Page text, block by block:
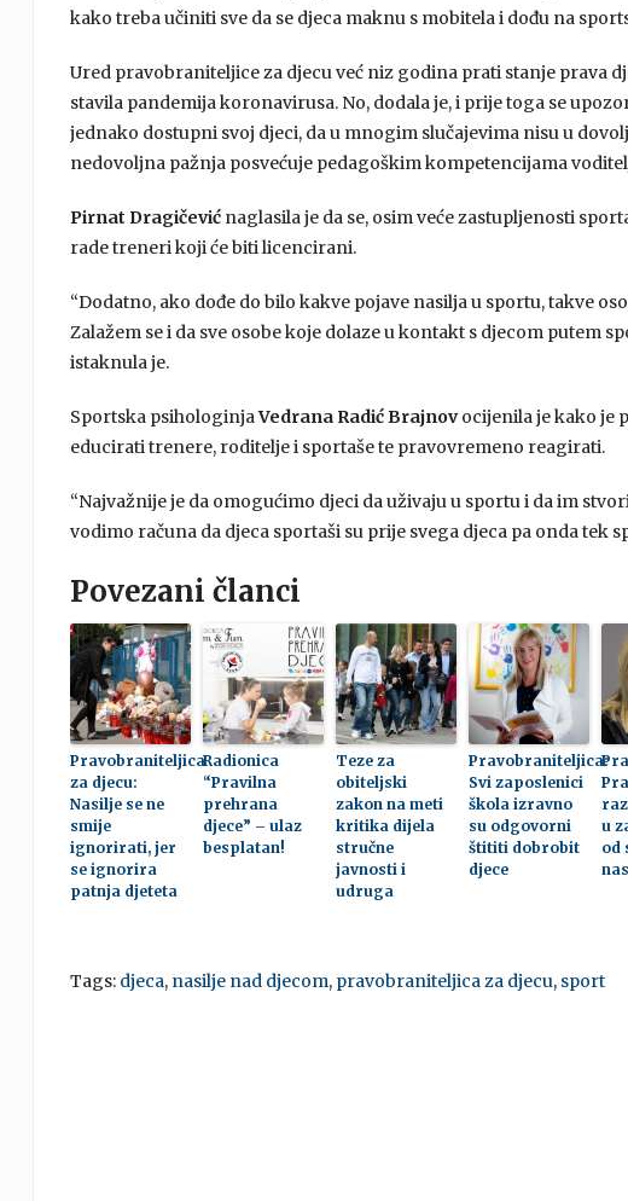
kako treba učiniti sve da se djeca maknu s mobitela i dođu na
Ured pravobraniteljice za djecu već niz godina prati stanje prava
stavila pandemija koronavirusa. No, dodala je, i prije toga se
jednako dostupni svoj djeci, da u mnogim slučajevima nisu u
nedovoljna pažnja posvećuje pedagoškim kompetencijama
Pirnat Dragičevićnaglasila je da se, osim veće zastupljenosti
rade treneri koji će biti licencirani.
“Dodatno, ako dođe do bilo kakve pojave nasilja u sportu, takve
Zalažem se i da sve osobe koje dolaze u kontakt s djecom putem
istaknula je.
Sportska psihologinjaVedrana Radić Brajnovocijenila je kako je
educirati trenere, roditelje i sportaše te pravovremeno reagirati.
“Najvažnije je da omogućimo djeci da uživaju u sportu i da im
vodimo računa da djeca sportaši su prije svega djeca pa onda tek
Povezani članci
Pravobraniteljica
za djecu:
Nasilje se ne
smije
ignorirati, jer
se ignorira
patnja djeteta
Radionica
“Pravilna
prehrana
djece” – ulaz
besplatan!
Teze za
obiteljski
zakon na meti
kritika dijela
stručne
javnosti i
udruga
Pravobraniteljica:
Svi zaposlenici
škola izravno
su odgovorni
štititi dobrobit
djece
u
od
Tags: djeca, nasilje nad djecom, pravobraniteljica za djecu, sport